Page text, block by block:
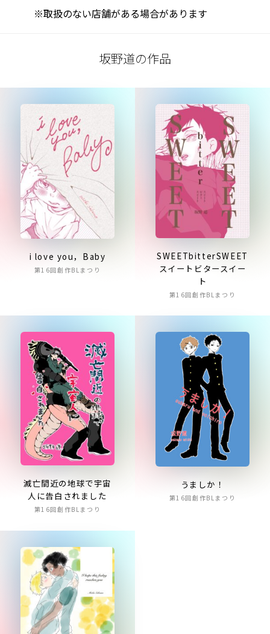
※取扱のない店舗がある場合があります
坂野道の作品
i love you，Baby
第16回創作BLまつり
SWEETbitterSWEET
スイートビタースイー
ト
第16回創作BLまつり
滅亡間近の地球で宇宙
人に告白されました
第16回創作BLまつり
うましか！
第16回創作BLまつり